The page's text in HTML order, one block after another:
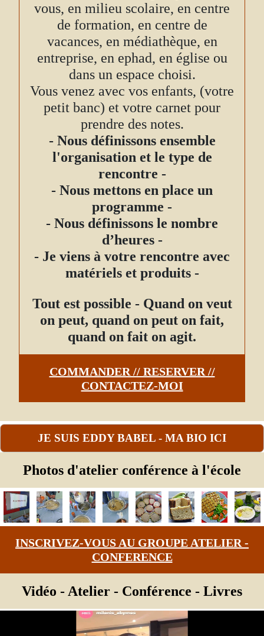
vous, en milieu scolaire, en centre
de formation, en centre de
vacances, en médiathèque, en
entreprise, en ephad, en église ou
dans un espace choisi.
Vous venez avec vos enfants, (votre
petit banc) et votre carnet pour
prendre des notes.
- Nous définissons ensemble
l'organisation et le type de
rencontre -
- Nous mettons en place un
programme -
- Nous définissons le nombre
d’heures -
- Je viens à votre rencontre avec
matériels et produits -
Tout est possible - Quand on veut
on peut, quand on peut on fait,
quand on fait on agit.
COMMANDER // RESERVER //
CONTACTEZ-MOI
JE SUIS EDDY BABEL - MA BIO ICI
Photos d'atelier conférence à l'école
INSCRIVEZ-VOUS AU GROUPE ATELIER -
CONFERENCE
Vidéo - Atelier - Conférence - Livres